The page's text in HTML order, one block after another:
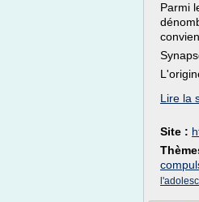
Parmi
Lire la
Site :